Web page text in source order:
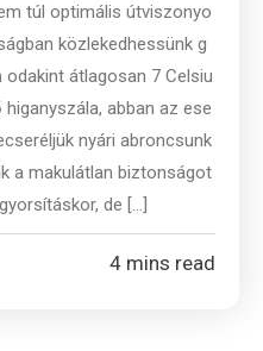
túl optimális útviszonyo
közlekedhessünk g
odakint átlagosan 7 Celsiu
abban az ese
nyári abroncsunk
a makulátlan biztonságot
de […]
4 mins read